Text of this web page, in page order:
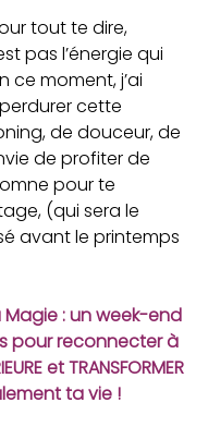
tout te dire,
pas l’énergie qui
ce moment, j’ai
cette
de douceur, de
de profiter de
pour te
(qui sera le
avant le printemps
: un week-end
pour reconnecter à
et TRANSFORMER
ta vie !